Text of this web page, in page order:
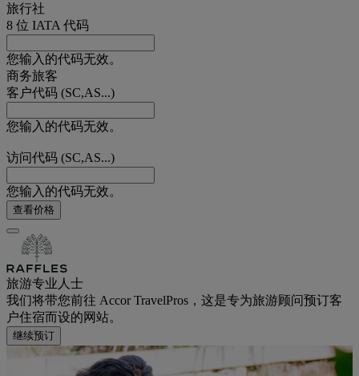
旅行社
8 位 IATA 代码
您输入的代码无效。
商务旅客
客户代码 (SC,AS...)
您输入的代码无效。
访问代码 (SC,AS...)
您输入的代码无效。
查看价格
旅游专业人士
我们将带您前往 Accor TravelPros，这是专为旅游顾问预订客
户住宿而设的网站。
继续预订